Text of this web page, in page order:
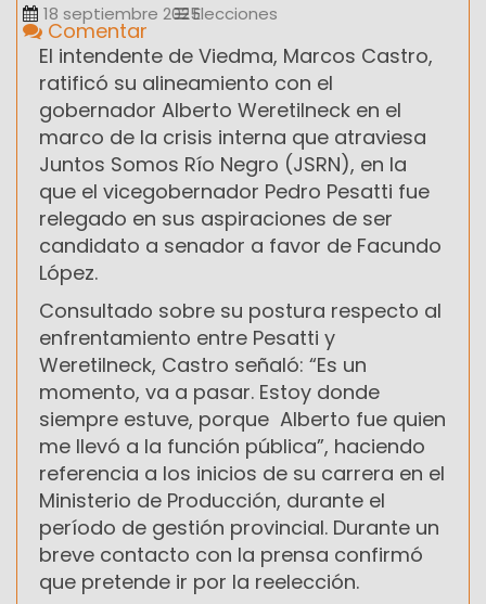
18 septiembre 2025Elecciones
Comentar
El intendente de Viedma, Marcos Castro,
ratificó su alineamiento con el
gobernador Alberto Weretilneck en el
marco de la crisis interna que atraviesa
Juntos Somos Río Negro (JSRN), en la
que el vicegobernador Pedro Pesatti fue
relegado en sus aspiraciones de ser
candidato a senador a favor de Facundo
López.
Consultado sobre su postura respecto al
enfrentamiento entre Pesatti y
Weretilneck, Castro señaló: “Es un
momento, va a pasar. Estoy donde
siempre estuve, porque Alberto fue quien
me llevó a la función pública”, haciendo
referencia a los inicios de su carrera en el
Ministerio de Producción, durante el
período de gestión provincial. Durante un
breve contacto con la prensa confirmó
que pretende ir por la reelección.